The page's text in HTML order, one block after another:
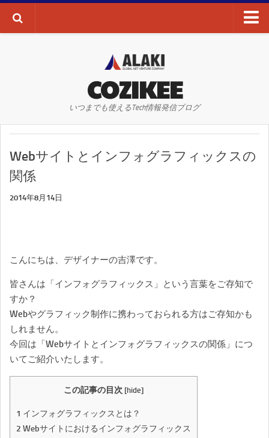
AI・ディープラーニング
WEBサイト
WEBマーケティング
SEO
SNS
COZIKEE
いつまでも使えるTech情報発信ブログ
Webサイトとインフォグラフィックスの
関係
2014年8月14日
こんにちは、デザイナーの吉澤です。
皆さんは「インフォグラフィックス」という言葉をご存知で
すか？
Webやグラフィック制作に携わっておられる方はご存知かも
しれません。
今回は「Webサイトとインフォグラフィックスの関係」につ
いてご紹介いたします。
この記事の目次 [hide]
1 インフォグラフィックスとは？
2 Webサイトにおけるインフォグラフィックス